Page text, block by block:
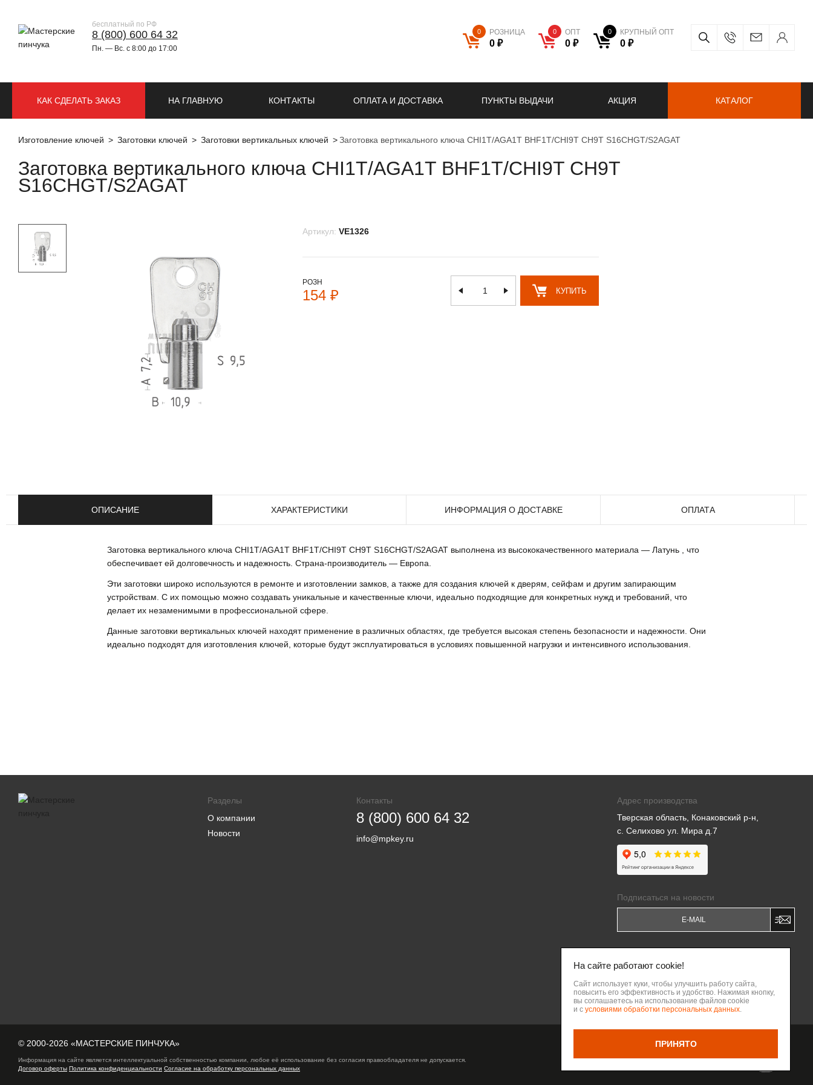
бесплатный по РФ
8 (800) 600 64 32
Пн. — Вс. с 8:00 до 17:00
0 РОЗНИЦА
0 ₽
0 ОПТ
0 ₽
0 КРУПНЫЙ ОПТ
0 ₽
НА ГЛАВНУЮ КОНТАКТЫ ОПЛАТА И ДОСТАВКА ПУНКТЫ ВЫДАЧИ АКЦИЯ
КАК СДЕЛАТЬ ЗАКАЗ КАТАЛОГ
Изготовление ключей Заготовки ключей Заготовки вертикальных ключей Заготовка вертикального ключа CHI1T/AGA1T BHF1T/CHI9T CH9T S16CHGT/S2AGAT
Заготовка вертикального ключа CHI1T/AGA1T BHF1T/CHI9T CH9T
S16CHGT/S2AGAT
Артикул: VE1326
РОЗН
154 ₽ КУПИТЬ
ОПИСАНИЕ ХАРАКТЕРИСТИКИ ИНФОРМАЦИЯ О ДОСТАВКЕ ОПЛАТА
Заготовка вертикального ключа CHI1T/AGA1T BHF1T/CHI9T CH9T S16CHGT/S2AGAT выполнена из высококачественного материала — Латунь , что
обеспечивает ей долговечность и надежность. Страна-производитель — Европа.
Эти заготовки широко используются в ремонте и изготовлении замков, а также для создания ключей к дверям, сейфам и другим запирающим
устройствам. С их помощью можно создавать уникальные и качественные ключи, идеально подходящие для конкретных нужд и требований, что
делает их незаменимыми в профессиональной сфере.
Данные заготовки вертикальных ключей находят применение в различных областях, где требуется высокая степень безопасности и надежности. Они
идеально подходят для изготовления ключей, которые будут эксплуатироваться в условиях повышенной нагрузки и интенсивного использования.
Разделы
О компании
Новости
Контакты
8 (800) 600 64 32
info@mpkey.ru
Адрес производства
Тверская область, Конаковский р-н,
с. Селихово ул. Мира д.7
Подписаться на новости
персональных данных
Политикой обработки персональных
Написать владельцу бизнеса
© 2000-2026 «МАСТЕРСКИЕ ПИНЧУКА»
Информация на сайте является интеллектуальной собственностью компании, любое её использование без согласия правообладателя не допускается.
Договор оферты Политика конфиденциальности Согласие на обработку персональных данных
Разработка сайта Веб-
На сайте работают cookie!
Сайт использует куки, чтобы улучшить работу сайта,
повысить его эффективность и удобство. Нажимая кнопку,
вы соглашаетесь на использование файлов cookie
и с условиями обработки персональных данных.
ПРИНЯТО